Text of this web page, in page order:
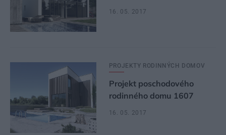
16. 05. 2017
PROJEKTY RODINNÝCH DOMOV
Projekt poschodového
rodinného domu 1607
16. 05. 2017